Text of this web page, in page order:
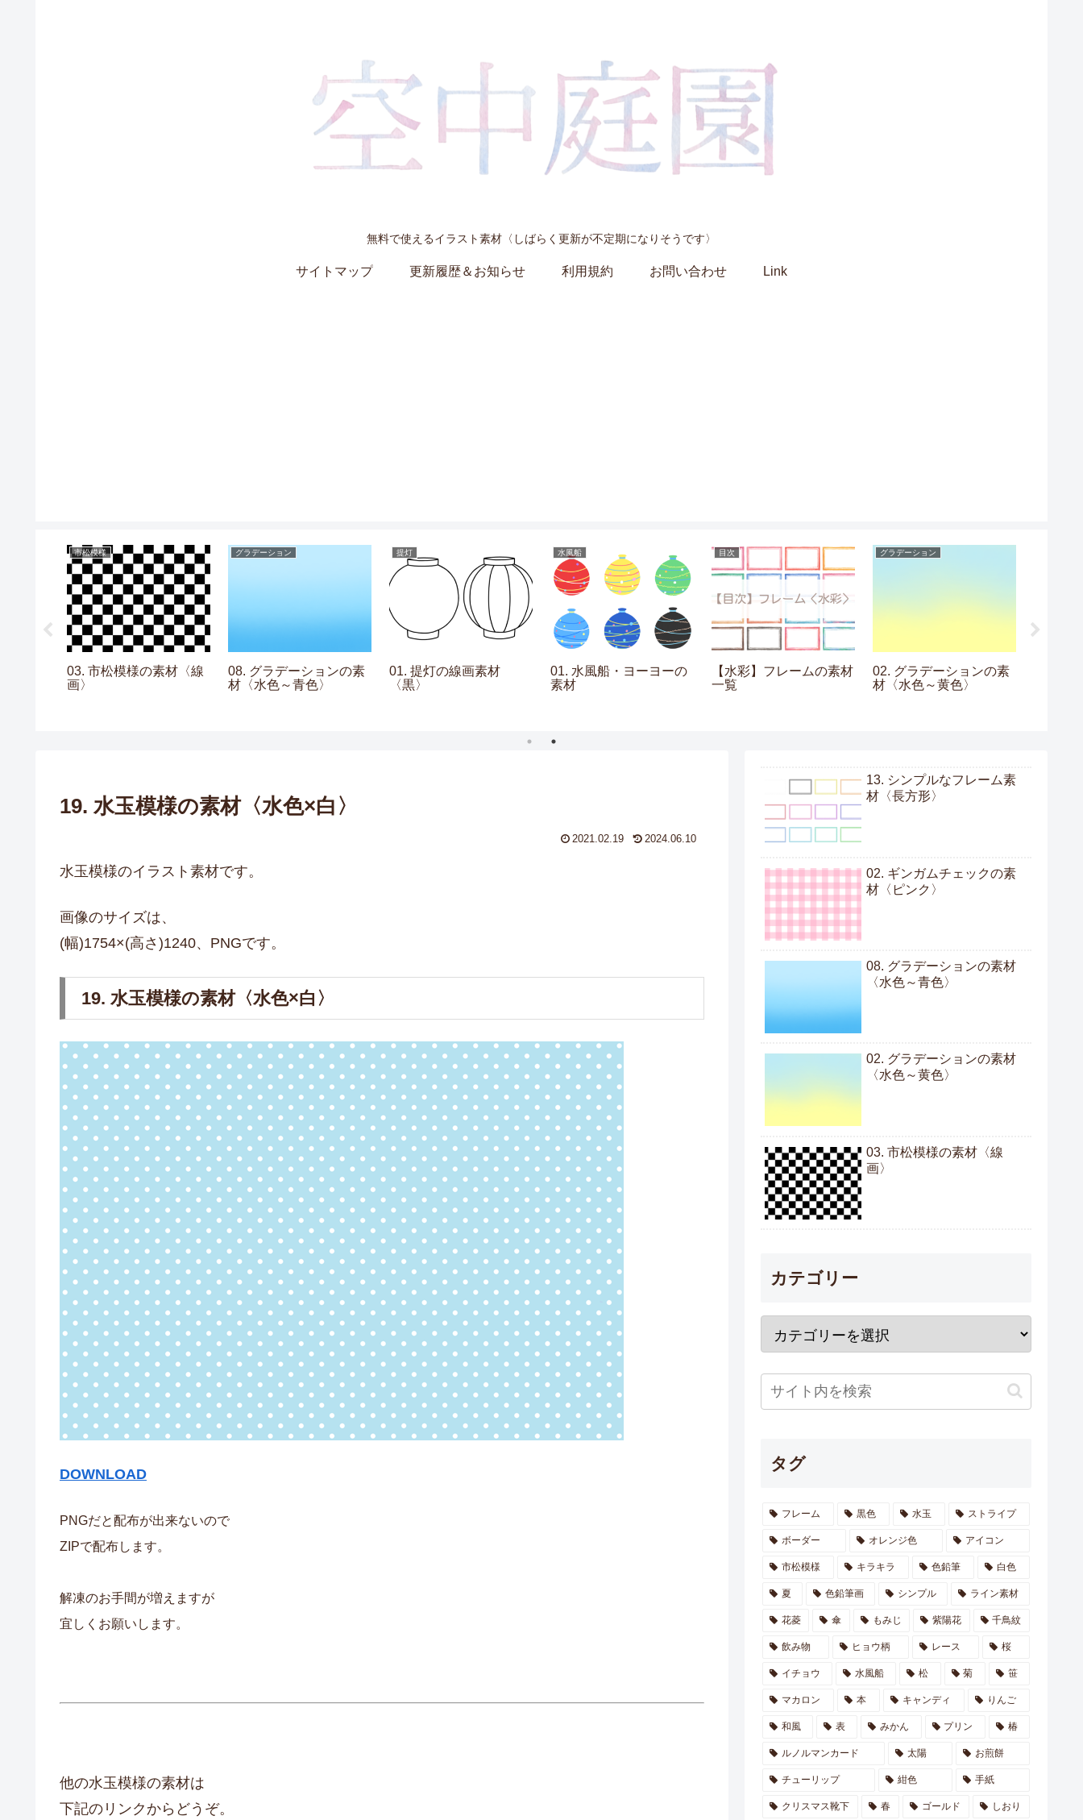
無料で使えるイラスト素材〈しばらく更新が不定期になりそうです〉
サイトマップ 更新履歴＆お知らせ 利用規約 お問い合わせ Link
市松模様
03. 市松模様の素材〈線
画〉
グラデーション
08. グラデーションの素
材〈水色～青色〉
提灯
01. 提灯の線画素材
〈黒〉
水風船
01. 水風船・ヨーヨーの
素材
目次
【水彩】フレームの素材
一覧
グラデーション
02. グラデーションの素
材〈水色～黄色〉
19. 水玉模様の素材〈水色×白〉
2021.02.19 2024.06.10
水玉模様のイラスト素材です。
画像のサイズは、
(幅)1754×(高さ)1240、PNGです。
19. 水玉模様の素材〈水色×白〉
DOWNLOAD
PNGだと配布が出来ないので
ZIPで配布します。
解凍のお手間が増えますが
宜しくお願いします。
他の水玉模様の素材は
下記のリンクからどうぞ。
13. シンプルなフレーム素
材〈長方形〉
02. ギンガムチェックの素
材〈ピンク〉
08. グラデーションの素材
〈水色～青色〉
02. グラデーションの素材
〈水色～黄色〉
03. 市松模様の素材〈線
画〉
カテゴリー
タグ
フレーム 黒色 水玉 ストライプ
ボーダー オレンジ色 アイコン
市松模様 キラキラ 色鉛筆 白色
夏 色鉛筆画 シンプル ライン素材
花菱 傘 もみじ 紫陽花 千鳥紋
飲み物 ヒョウ柄 レース 桜
イチョウ 水風船 松 菊 笹
マカロン 本 キャンディ りんご
和風 表 みかん プリン 椿
ルノルマンカード 太陽 お煎餅
チューリップ 紺色 手紙
クリスマス靴下 春 ゴールド しおり